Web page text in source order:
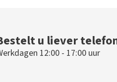
u liever
12:00 - 17:00 uur